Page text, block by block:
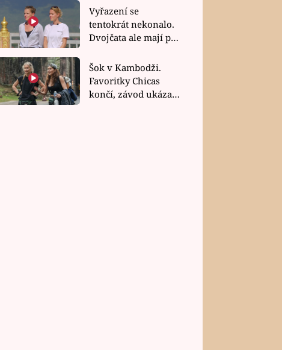
rychlé recepty
Vyřazení se
tentokrát nekonalo.
Dvojčata ale mají po
závodu nůž na krku
Šok v Kambodži.
Favoritky Chicas
končí, závod ukázal